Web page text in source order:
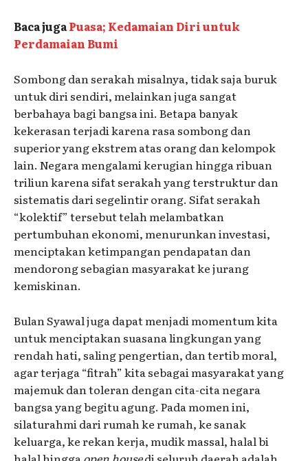
Baca jugaPuasa; Kedamaian Diri untuk
Perdamaian Bumi
Sombong dan serakah misalnya, tidak saja buruk
untuk diri sendiri, melainkan juga sangat
berbahaya bagi bangsa ini. Betapa banyak
kekerasan terjadi karena rasa sombong dan
superior yang ekstrem atas orang dan kelompok
lain. Negara mengalami kerugian hingga ribuan
triliun karena sifat serakah yang terstruktur dan
sistematis dari segelintir orang. Sifat serakah
“kolektif” tersebut telah melambatkan
pertumbuhan ekonomi, menurunkan investasi,
menciptakan ketimpangan pendapatan dan
mendorong sebagian masyarakat ke jurang
kemiskinan.
Bulan Syawal juga dapat menjadi momentum kita
untuk menciptakan suasana lingkungan yang
rendah hati, saling pengertian, dan tertib moral,
agar terjaga “fitrah” kita sebagai masyarakat yang
majemuk dan toleran dengan cita-cita negara
bangsa yang begitu agung. Pada momen ini,
silaturahmi dari rumah ke rumah, ke sanak
keluarga, ke rekan kerja, mudik massal, halal bi